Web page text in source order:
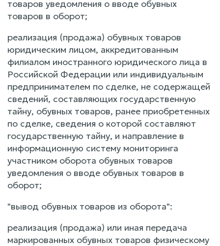
товаров уведомления о вводе обувных
товаров в оборот;
реализация (продажа) обувных товаров
юридическим лицом, аккредитованным
филиалом иностранного юридического лица в
Российской Федерации или индивидуальным
предпринимателем по сделке, не содержащей
сведений, составляющих государственную
тайну, обувных товаров, ранее приобретенных
по сделке, сведения о которой составляют
государственную тайну, и направление в
информационную систему мониторинга
участником оборота обувных товаров
уведомления о вводе обувных товаров в
оборот;
"вывод обувных товаров из оборота":
реализация (продажа) или иная передача
маркированных обувных товаров физическому